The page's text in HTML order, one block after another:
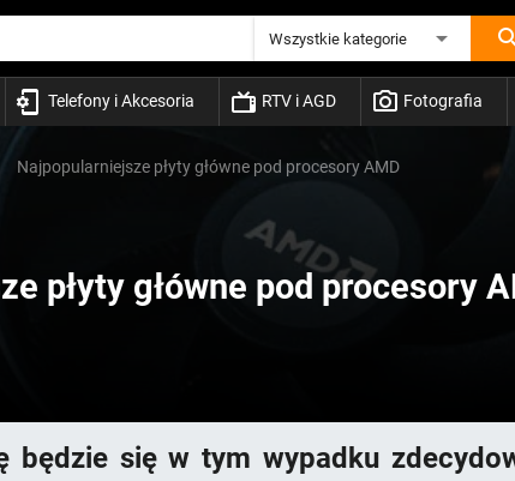
Wszystkie kategorie
Telefony i Akcesoria RTV i AGD Fotografia
Najpopularniejsze płyty główne pod procesory AMD
płyty główne pod procesory
będzie się w tym wypadku